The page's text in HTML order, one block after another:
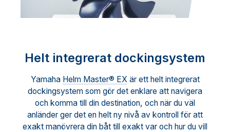
Helt integrerat dockingsystem
Yamaha Helm Master® EX är ett helt integrerat
dockingsystem som gör det enklare att navigera
och komma till din destination, och när du väl
anländer ger det en helt ny nivå av kontroll för att
exakt manövrera din båt till exakt var och hur du vill